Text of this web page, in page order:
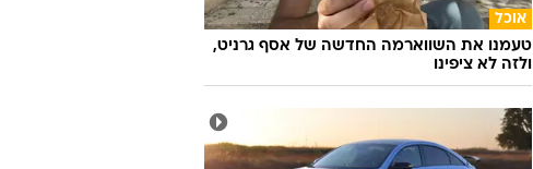
אוכל
טעמנו את השווארמה החדשה של אסף גרניט,
ולזה לא ציפינו